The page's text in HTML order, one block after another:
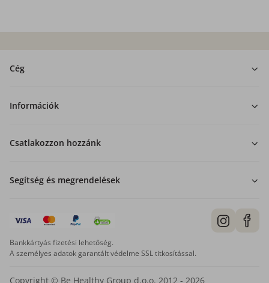
Cég
Információk
Csatlakozzon hozzánk
Segítség és megrendelések
Bankkártyás fizetési lehetőség.
A személyes adatok garantált védelme SSL titkosítással.
Copyright © Be Healthy Group d.o.o. 2012 - 2026